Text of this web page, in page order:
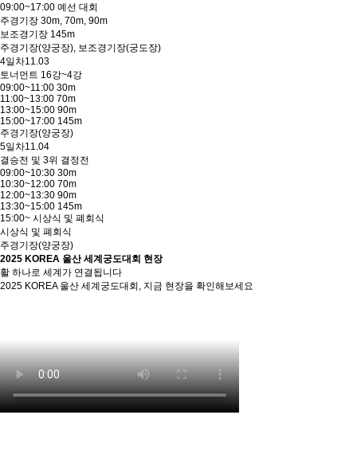
09:00~17:00 예선 대회
주경기장 30m, 70m, 90m
보조경기장 145m
주경기장(양궁장), 보조경기장(궁도장)
4일차11.03
토너먼트 16강~4강
09:00~11:00 30m
11:00~13:00 70m
13:00~15:00 90m
15:00~17:00 145m
주경기장(양궁장)
5일차11.04
결승전 및 3위 결정전
09:00~10:30 30m
10:30~12:00 70m
12:00~13:30 90m
13:30~15:00 145m
15:00~ 시상식 및 폐회식
시상식 및 폐회식
주경기장(양궁장)
2025 KOREA 울산 세계궁도대회 현장
활 하나로 세계가 연결됩니다
2025 KOREA 울산 세계궁도대회, 지금 현장을 확인해보세요